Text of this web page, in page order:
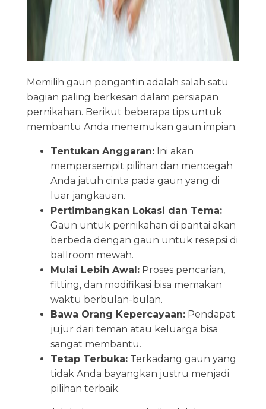
Memilih gaun pengantin adalah salah satu
bagian paling berkesan dalam persiapan
pernikahan. Berikut beberapa tips untuk
membantu Anda menemukan gaun impian:
Tentukan Anggaran:Ini akan
mempersempit pilihan dan mencegah
Anda jatuh cinta pada gaun yang di
luar jangkauan.
Pertimbangkan Lokasi dan Tema:
Gaun untuk pernikahan di pantai akan
berbeda dengan gaun untuk resepsi di
ballroom mewah.
Mulai Lebih Awal:Proses pencarian,
fitting, dan modifikasi bisa memakan
waktu berbulan-bulan.
Bawa Orang Kepercayaan:Pendapat
jujur dari teman atau keluarga bisa
sangat membantu.
Tetap Terbuka:Terkadang gaun yang
tidak Anda bayangkan justru menjadi
pilihan terbaik.